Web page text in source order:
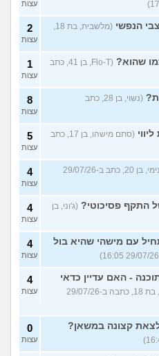
עצות
הנפשי
(מלשבית, בת 18,
2
עצות
שהוא?
(Flo-T, בן 41, כתב
1
עצות
(נשוי, בן 28, כתב
8
עצות
(סתם מישהו, בן 17, כתב
5
עצות
(אנונימי, בן 20, כתב ב-29/07/26
4
עצות
התקף פסיכוטי? (ג'וני, בן
4
עצות
עם מישהי שהיא בול
4
עצות
- האם עדיין כדאי
(אסראא, בת 18, כתבה ב-29/07/26
4
עצות
קצונה במשאן? 0
עצות